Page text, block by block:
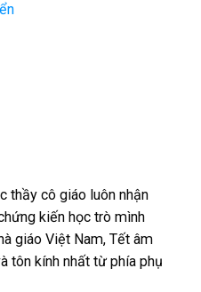
thầy cô giáo luôn nhận
kiến học trò mình
giáo Việt Nam, Tết âm
tôn kính nhất từ phía phụ